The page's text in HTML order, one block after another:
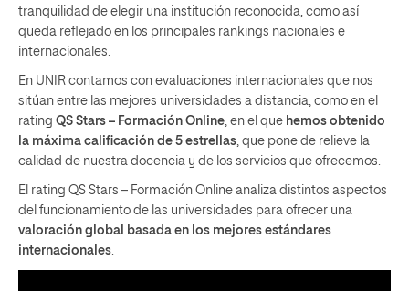
tranquilidad de elegir una institución reconocida, como así
queda reflejado en los principales rankings nacionales e
internacionales.
En UNIR contamos con evaluaciones internacionales que nos
sitúan entre las mejores universidades a distancia, como en el
rating QS Stars – Formación Online , en el que hemos obtenido
la máxima calificación de 5 estrellas , que pone de relieve la
calidad de nuestra docencia y de los servicios que ofrecemos.
El rating QS Stars – Formación Online analiza distintos aspectos
del funcionamiento de las universidades para ofrecer una
valoración global basada en los mejores estándares
internacionales